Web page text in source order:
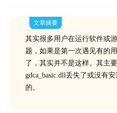
文章摘要
其实很多用户在运行软件或
题，如果是第一次遇见有的
了，其实并不是这样。其主
gdca_basic.dll丢失了或没有
的。